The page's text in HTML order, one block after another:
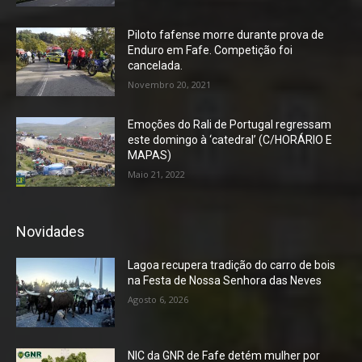
Piloto fafense morre durante prova de
Enduro em Fafe. Competição foi
cancelada.
Novembro 20, 2021
Emoções do Rali de Portugal regressam
este domingo à ‘catedral’ (C/HORÁRIO E
MAPAS)
Maio 21, 2022
Novidades
Lagoa recupera tradição do carro de bois
na Festa de Nossa Senhora das Neves
Agosto 6, 2026
NIC da GNR de Fafe detém mulher por